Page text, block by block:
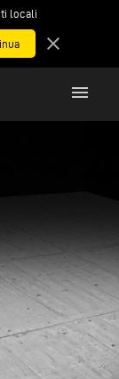
locali
close
menu